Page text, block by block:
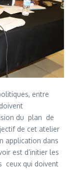
entre
du plan de
de cet atelier
application dans
est d’initier les
ceux qui doivent